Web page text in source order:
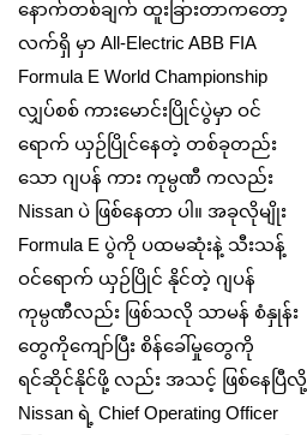
နောက်တစ်ချက် ထူးခြားတာကတော့
လက်ရှိ မှာ All-Electric ABB FIA
Formula E World Championship
လျှပ်စစ် ကားမောင်းပြိုင်ပွဲမှာ ဝင်
ရောက် ယှဉ်ပြိုင်နေတဲ့ တစ်ခုတည်း
သော ဂျပန် ကား ကုမ္ပဏီ ကလည်း
Nissan ပဲ ဖြစ်နေတာ ပါ။ အခုလိုမျိုး
Formula E ပွဲကို ပထမဆုံးနဲ့ သီးသန့်
ဝင်ရောက် ယှဉ်ပြိုင် နိုင်တဲ့ ဂျပန်
ကုမ္ပဏီလည်း ဖြစ်သလို သာမန် စံနှုန်း
တွေကိုကျော်ပြီး စိန်ခေါ်မှုတွေကို
ရင်ဆိုင်နိုင်ဖို့ လည်း အသင့် ဖြစ်နေပြီလို့
Nissan ရဲ့ Chief Operating Officer